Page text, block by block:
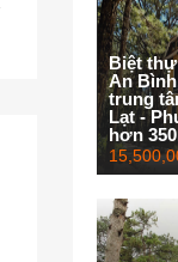
Biệt
An
trung
Lạt -
hơn